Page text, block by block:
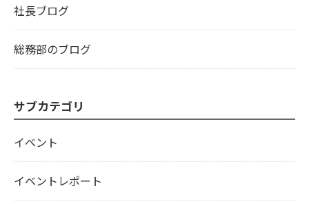
社長ブログ
総務部のブログ
サブカテゴリ
イベント
イベントレポート